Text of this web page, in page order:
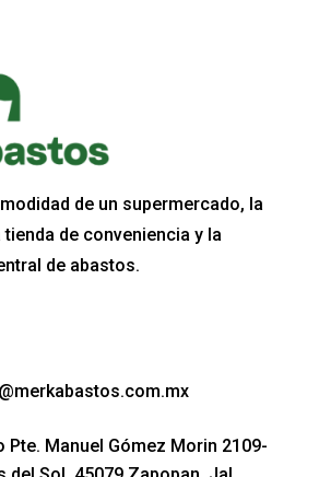
de un supermercado, la
de conveniencia y la
de abastos.
Pte. Manuel Gómez Morin 2109-